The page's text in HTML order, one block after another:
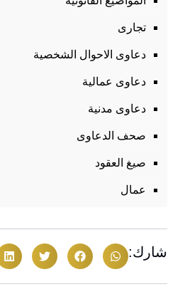
تجارى
دعاوى الاحوال الشخصية
دعاوى عمالية
دعاوى مدنية
صحف الدعاوى
صيغ العقود
عمال
شارك: